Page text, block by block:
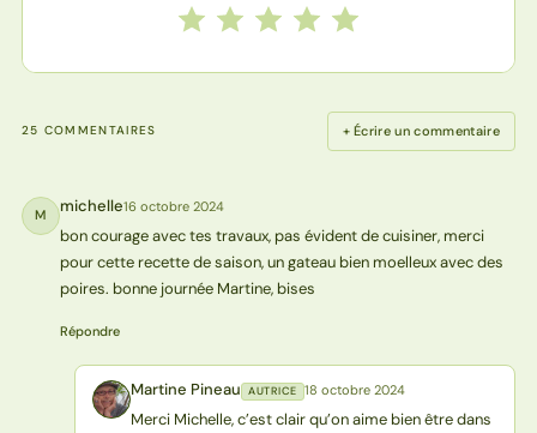
Notez cette recette de 1 à 5 étoiles
5 étoiles
4 étoiles
3 étoiles
2 étoiles
1 étoile
25 COMMENTAIRES + Écrire un commentaire
M michelle16 octobre 2024
bon courage avec tes travaux, pas évident de cuisiner, merci
pour cette recette de saison, un gateau bien moelleux avec des
poires. bonne journée Martine, bises
Répondre
MP Martine Pineau AUTRICE 18 octobre 2024
Merci Michelle, c’est clair qu’on aime bien être dans